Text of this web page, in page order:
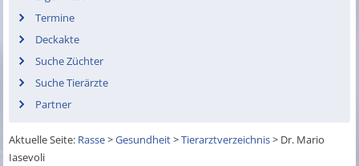
Termine
Deckakte
Suche Züchter
Suche Tierärzte
Partner
Aktuelle Seite: Rasse>Gesundheit>Tierarztverzeichnis> Dr. Mario
Iasevoli